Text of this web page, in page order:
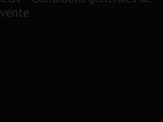
vente